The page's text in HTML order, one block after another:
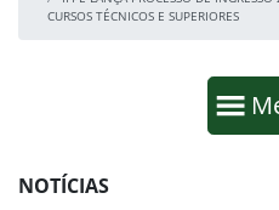
CURSOS TÉCNICOS E SUPERIORES
Fim da navegação
Início do conteúdo
NOTÍCIAS